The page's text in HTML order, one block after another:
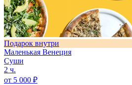
Подарок внутри
Маленькая Венеция
Суши
2 ч.
от 5 000 ₽